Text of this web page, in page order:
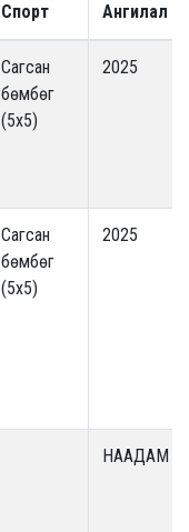
Спорт Ангилал
Сагсан
бөмбөг
(5x5)
2025
Сагсан
бөмбөг
(5x5)
2025
НААДАМ